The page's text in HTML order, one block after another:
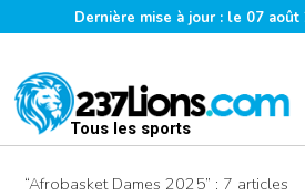
Dernière mise à jour : le 07
Tous les sports
“Afrobasket Dames 2025” : 7 articles